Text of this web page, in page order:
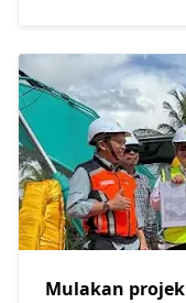
Mulakan